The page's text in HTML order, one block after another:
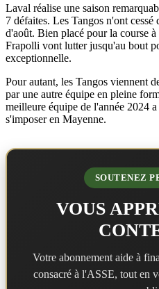
Laval réalise une saison
7 défaites. Les Tangos n'ont
d'août. Bien placé pour la course
Frapolli vont lutter jusqu'au bout
exceptionnelle.
Pour autant, les Tangos viennent
par une autre équipe en pleine
meilleure équipe de l'année 2024
s'imposer en Mayenne.
SOUTENEZ
VOUS
Votre abonnement aide à
consacré à l'ASSE, tout en